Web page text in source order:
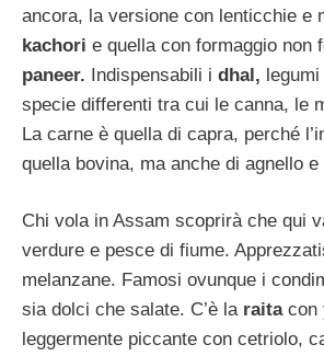
ancora, la versione con lenticchie e
kachori e quella con formaggio non
paneer. Indispensabili i dhal,
specie differenti tra cui le canna, le
La carne è quella di capra, perché
quella bovina, ma anche di agnello e
Chi vola in Assam scoprirà che qui
verdure e pesce di fiume.
melanzane. Famosi ovunque i
sia dolci che salate. C’è la raitacon
leggermente piccante con cetriolo,